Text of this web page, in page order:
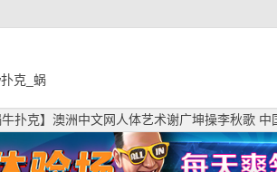
克_蜗
牛扑克】澳洲中文网人体艺术谢广坤操李秋歌